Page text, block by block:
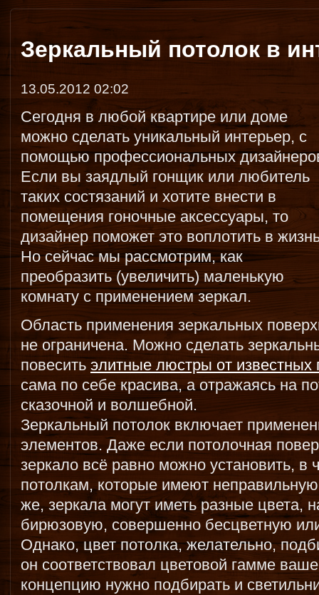
Зеркальный потолок в
13.05.2012 02:02
Сегодня в любой квартире или доме
можно сделать уникальный интерьер, с
помощью профессиональных
Если вы заядлый гонщик или любитель
таких состязаний и хотите внести в
помещения гоночные аксессуары, то
дизайнер поможет это воплотить в
Но сейчас мы рассмотрим, как
преобразить (увеличить) маленькую
комнату с применением зеркал.
Область применения зеркальных
не ограничена. Можно сделать
повеситьэлитные люстры от известных
сама по себе красива, а отражаясь на
сказочной и волшебной.
Зеркальный потолок включает
элементов. Даже если потолочная
зеркало всё равно можно установить, в
потолкам, которые имеют
же, зеркала могут иметь разные цвета,
бирюзовую, совершенно бесцветную
Однако, цвет потолка, желательно,
он соответствовал цветовой гамме
концепцию нужно подбирать и